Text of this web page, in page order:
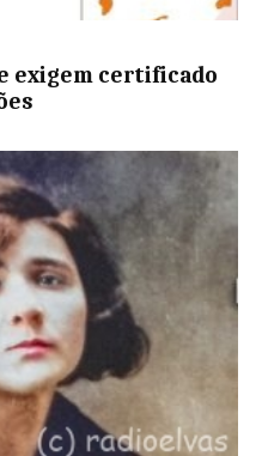
exigem certificado